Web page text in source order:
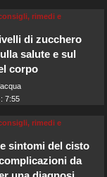
rimedi e
di zucchero
salute e sul
corpo
7:55
rimedi e
sintomi del cisto
da